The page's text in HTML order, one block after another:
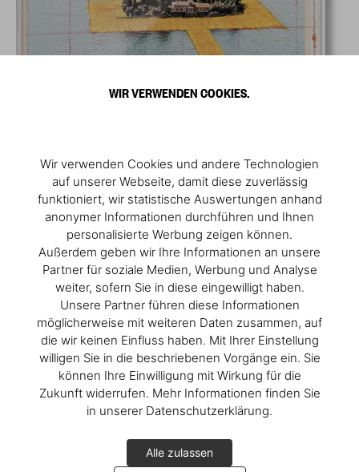
WIR VERWENDEN COOKIES.
Wir verwenden Cookies und andere Technologien
auf unserer Webseite, damit diese zuverlässig
funktioniert, wir statistische Auswertungen anhand
anonymer Informationen durchführen und Ihnen
personalisierte Werbung zeigen können.
Außerdem geben wir Ihre Informationen an unsere
Partner für soziale Medien, Werbung und Analyse
weiter, sofern Sie in diese eingewilligt haben.
Unsere Partner führen diese Informationen
möglicherweise mit weiteren Daten zusammen, auf
die wir keinen Einfluss haben. Mit Ihrer Einstellung
willigen Sie in die beschriebenen Vorgänge ein. Sie
können Ihre Einwilligung mit Wirkung für die
Zukunft widerrufen. Mehr Informationen finden Sie
in unserer Datenschutzerklärung.
Alle zulassen